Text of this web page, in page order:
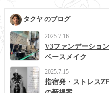
タクヤ のブログ
2025.7.16
V3ファンデーショ
ベースメイク
2025.7.15
指宿発・ストレス